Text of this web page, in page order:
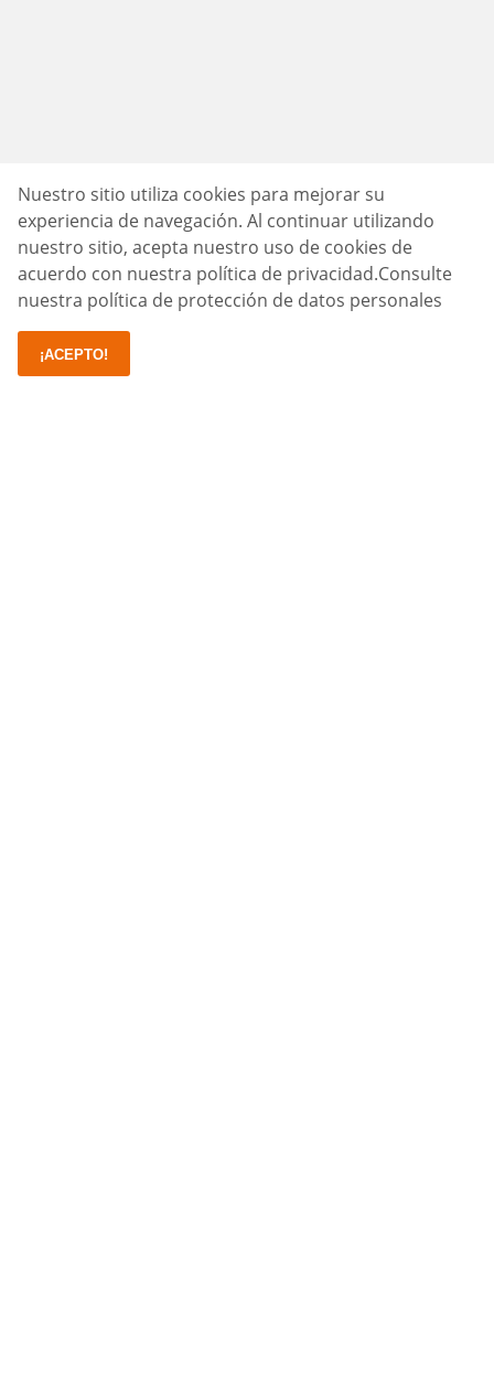
Nuestro sitio utiliza cookies para mejorar su
experiencia de navegación. Al continuar utilizando
nuestro sitio, acepta nuestro uso de cookies de
acuerdo con nuestra política de privacidad.Consulte
nuestra política de protección de datos personales
¡ACEPTO!